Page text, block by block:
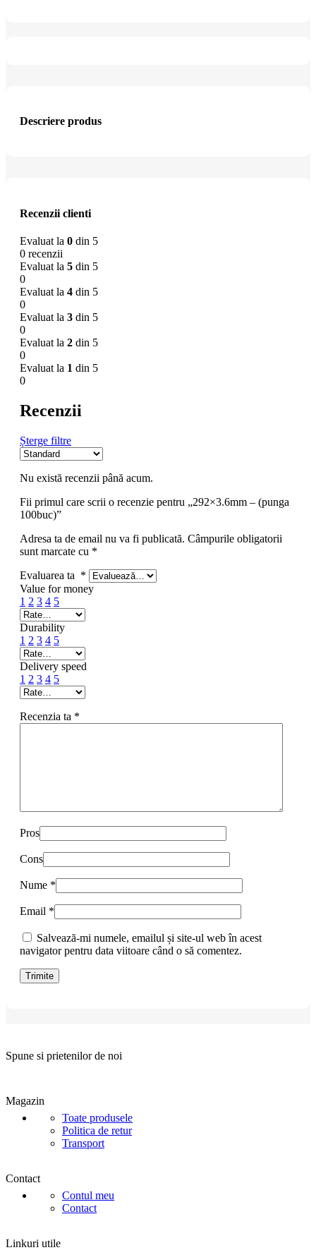
Descriere produs
Recenzii clienti
Evaluat la 0 din 5
0 recenzii
Evaluat la 5 din 5
0
Evaluat la 4 din 5
0
Evaluat la 3 din 5
0
Evaluat la 2 din 5
0
Evaluat la 1 din 5
0
Recenzii
Șterge filtre
Nu există recenzii până acum.
Fii primul care scrii o recenzie pentru „292×3.6mm – (punga
100buc)”
Adresa ta de email nu va fi publicată. Câmpurile obligatorii
sunt marcate cu *
Evaluarea ta *
Value for money
1 2 3 4 5
Durability
1 2 3 4 5
Delivery speed
1 2 3 4 5
Recenzia ta *
Pros
Cons
Nume *
Email *
Salvează-mi numele, emailul și site-ul web în acest
navigator pentru data viitoare când o să comentez.
Spune si prietenilor de noi
Magazin
Toate produsele
Politica de retur
Transport
Contact
Contul meu
Contact
Linkuri utile